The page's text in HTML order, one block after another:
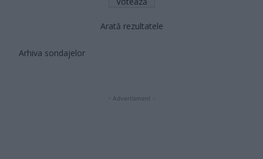
Arată rezultatele
Arhiva sondajelor
- Advertisment -